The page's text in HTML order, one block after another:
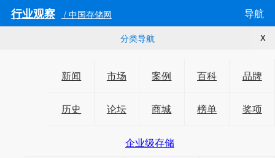
行业观察 / 中国存储网 导航
分类导航 X
新闻 市场 案例 百科 品牌
历史 论坛 商城 榜单 奖项
企业级存储